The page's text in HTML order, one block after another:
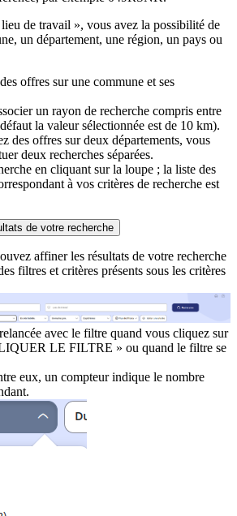
de travail », vous avez la possibilité de
un département, une région, un pays ou
offres sur une commune et ses
un rayon de recherche compris entre
la valeur sélectionnée est de 10 km).
des offres sur deux départements, vous
deux recherches séparées.
en cliquant sur la loupe ; la liste des
à vos critères de recherche est
de votre recherche
affiner les résultats de votre recherche
filtres et critères présents sous les critères
avec le filtre quand vous cliquez sur
LE FILTRE » ou quand le filtre se
eux, un compteur indique le nombre